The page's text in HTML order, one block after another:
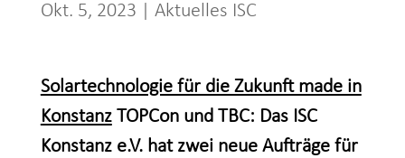
Okt. 5, 2023
Aktuelles ISC
Solartechnologie für die Zukunft made in
Konstanz TOPCon und TBC: Das ISC
Konstanz e.V. hat zwei neue Aufträge für